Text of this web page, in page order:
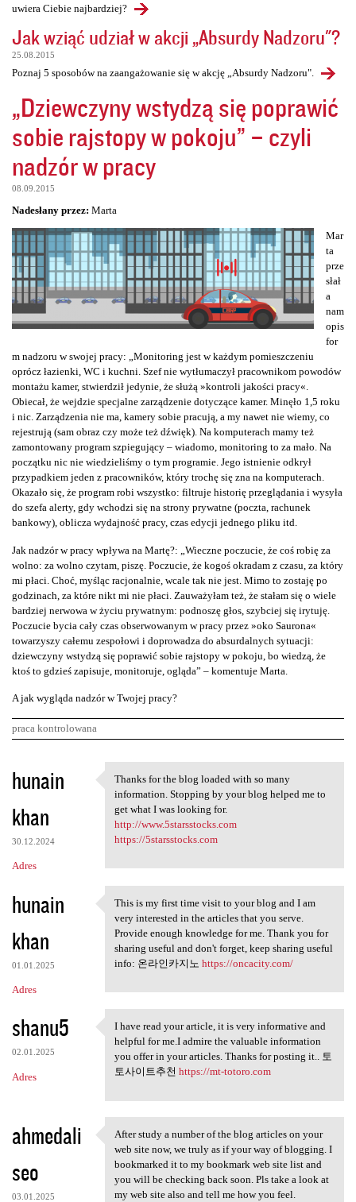
uwiera Ciebie najbardziej?
Jak wziąć udział w akcji „Absurdy Nadzoru"?
25.08.2015
Poznaj 5 sposobów na zaangażowanie się w akcję „Absurdy Nadzoru".
„Dziewczyny wstydzą się poprawić
sobie rajstopy w pokoju” – czyli
nadzór w pracy
08.09.2015
Nadesłany przez: Marta
Mar
ta
prze
słał
a
nam
opis
for
m nadzoru w swojej pracy: „Monitoring jest w każdym pomieszczeniu
oprócz łazienki, WC i kuchni. Szef nie wytłumaczył pracownikom powodów
montażu kamer, stwierdził jedynie, że służą »kontroli jakości pracy«.
Obiecał, że wejdzie specjalne zarządzenie dotyczące kamer. Minęło 1,5 roku
i nic. Zarządzenia nie ma, kamery sobie pracują, a my nawet nie wiemy, co
rejestrują (sam obraz czy może też dźwięk). Na komputerach mamy też
zamontowany program szpiegujący – wiadomo, monitoring to za mało. Na
początku nic nie wiedzieliśmy o tym programie. Jego istnienie odkrył
przypadkiem jeden z pracowników, który trochę się zna na komputerach.
Okazało się, że program robi wszystko: filtruje historię przeglądania i wysyła
do szefa alerty, gdy wchodzi się na strony prywatne (poczta, rachunek
bankowy), oblicza wydajność pracy, czas edycji jednego pliku itd.
Jak nadzór w pracy wpływa na Martę?: „Wieczne poczucie, że coś robię za
wolno: za wolno czytam, piszę. Poczucie, że kogoś okradam z czasu, za który
mi płaci. Choć, myśląc racjonalnie, wcale tak nie jest. Mimo to zostaję po
godzinach, za które nikt mi nie płaci. Zauważyłam też, że stałam się o wiele
bardziej nerwowa w życiu prywatnym: podnoszę głos, szybciej się irytuję.
Poczucie bycia cały czas obserwowanym w pracy przez »oko Saurona«
towarzyszy całemu zespołowi i doprowadza do absurdalnych sytuacji:
dziewczyny wstydzą się poprawić sobie rajstopy w pokoju, bo wiedzą, że
ktoś to gdzieś zapisuje, monitoruje, ogląda” – komentuje Marta.
A jak wygląda nadzór w Twojej pracy?
praca kontrolowana
K
o
m
e
n
a
r
z
e
hunain
khan
30.12.2024
Adres
Thanks for the blog loaded
Thanks for the blog loaded with so many
information. Stopping by your blog helped me to
get what I was looking for.
http://www.5starsstocks.com
https://5starsstocks.com
hunain
khan
01.01.2025
Adres
This is my first time visit
This is my first time visit to your blog and I am
very interested in the articles that you serve.
Provide enough knowledge for me. Thank you for
sharing useful and don't forget, keep sharing useful
info: 온라인카지노 https://oncacity.com/
shanu5
02.01.2025
Adres
I have read your article, it
I have read your article, it is very informative and
helpful for me.I admire the valuable information
you offer in your articles. Thanks for posting it.. 토
토사이트추천 https://mt-totoro.com
ahmedali
seo
03.01.2025
After study a number of the
After study a number of the blog articles on your
web site now, we truly as if your way of blogging. I
bookmarked it to my bookmark web site list and
you will be checking back soon. Pls take a look at
my web site also and tell me how you feel.